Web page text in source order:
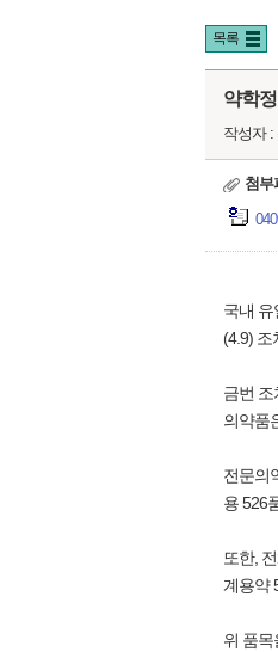
목록
약학
작성자 :
첨부
국내
(4.9)
금번 조
의약품
전문의
용 526
또한,
계용약
위 품목